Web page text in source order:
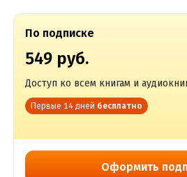
По подписке
549 руб.
Доступ ко всем книгам и
Первые 14 дней бесплатно
Оформить